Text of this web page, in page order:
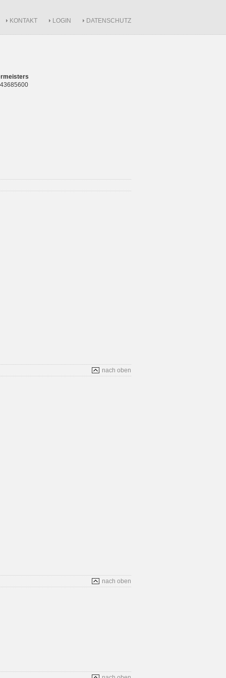
KONTAKT LOGIN DATENSCHUTZ
nach oben
nach oben